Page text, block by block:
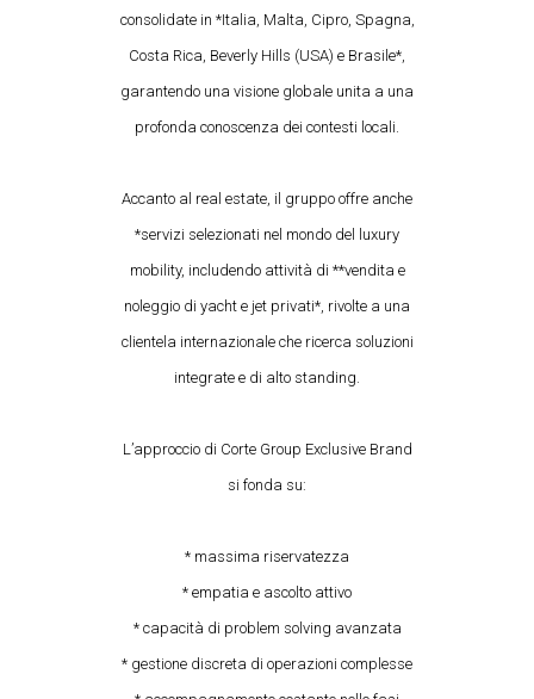
consolidate in *Italia, Malta, Cipro, Spagna,
Costa Rica, Beverly Hills (USA) e Brasile*,
garantendo una visione globale unita a una
profonda conoscenza dei contesti locali.
Accanto al real estate, il gruppo offre anche
*servizi selezionati nel mondo del luxury
mobility, includendo attività di **vendita e
noleggio di yacht e jet privati*, rivolte a una
clientela internazionale che ricerca soluzioni
integrate e di alto standing.
L’approccio di Corte Group Exclusive Brand
si fonda su:
* massima riservatezza
* empatia e ascolto attivo
* capacità di problem solving avanzata
* gestione discreta di operazioni complesse